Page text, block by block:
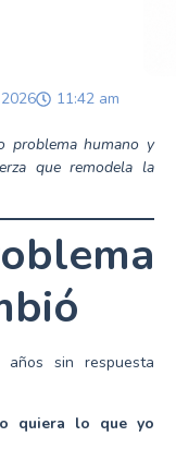
11:42 am
problema humano y
que remodela la
sin respuesta
quiera lo que yo